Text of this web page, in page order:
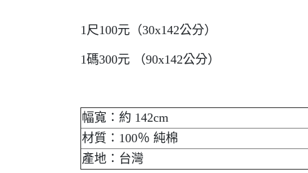
1尺100元（30x142公分）
1碼300元 （90x142公分）
幅寬：約 142cm
材質：100％ 純棉
產地：台灣